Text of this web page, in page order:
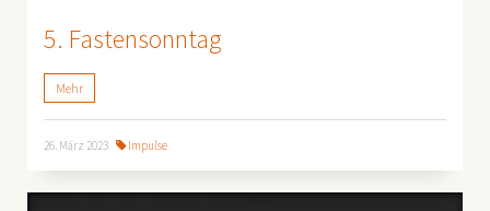
5. Fastensonntag
Mehr
26. März 2023 Impulse